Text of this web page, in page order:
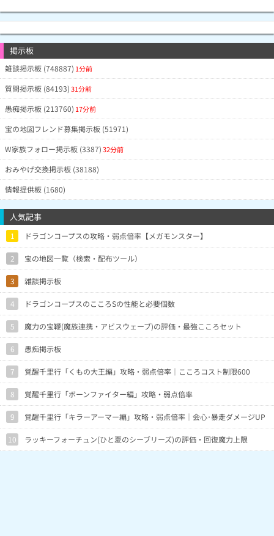
掲示板
雑談掲示板 (748887) 1分前
質問掲示板 (84193)31分前
愚痴掲示板 (213760) 17分前
宝の地図フレンド募集掲示板 (51971)
W家族フォロー掲示板 (3387)32分前
おみやげ交換掲示板 (38188)
情報提供板 (1680)
人気記事
1 ドラゴンコープスの攻略・弱点倍率【メガモンスター】
2 宝の地図一覧（検索・配布ツール）
3 雑談掲示板
4 ドラゴンコープスのこころSの性能と必要個数
5 魔力の宝鞭(魔族連携・アビスウェーブ)の評価・最強こころセット
6 愚痴掲示板
7 覚醒千里行「くもの大王編」攻略・弱点倍率｜こころコスト制限600
8 覚醒千里行「ボーンファイター編」攻略・弱点倍率
9 覚醒千里行「キラーアーマー編」攻略・弱点倍率｜会心･暴走ダメージUP
10 ラッキーフォーチュン(ひと夏のシーブリーズ)の評価・回復魔力上限